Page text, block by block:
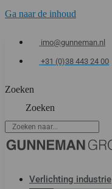
Ga naar de inhoud
imo@gunneman.nl
+31 (0)38 443 24 00
Zoeken
Zoeken
Verlichting industrie